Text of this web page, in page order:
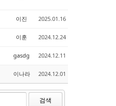
이진 2025.01.16
이훈 2024.12.24
gasdg 2024.12.11
이나라 2024.12.01
검색